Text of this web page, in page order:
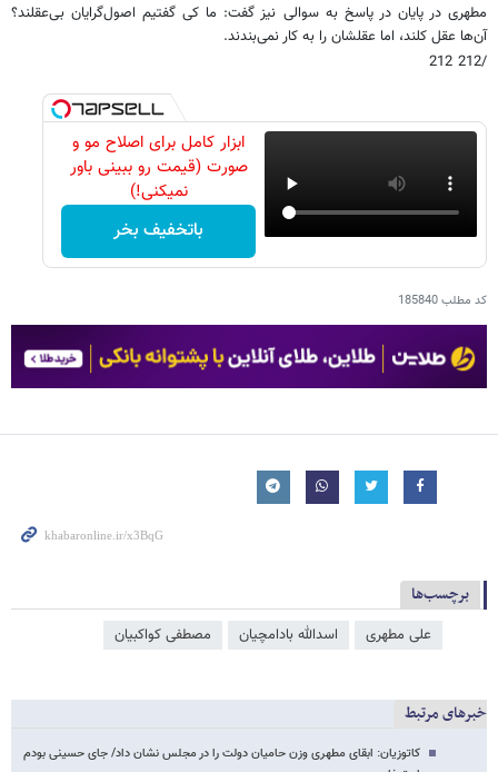
مطهری در پایان در پاسخ به سوالی نیز گفت: ما کی گفتیم اصول‌گرایان بی‌عقلند؟
آن‌ها عقل کلند، اما عقلشان را به کار نمی‌بندند.
/212 212
ابزار کامل برای اصلاح مو و
صورت (قیمت رو ببینی باور
نمیکنی!)
باتخفیف بخر
کد مطلب185840
برچسب‌ها
علی مطهری اسدالله بادامچیان مصطفی کواکبیان
خبرهای مرتبط
کاتوزیان: ابقای مطهری وزن حامیان دولت را در مجلس نشان داد/ جای حسینی بودم